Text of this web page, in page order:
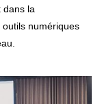
dans la
numériques